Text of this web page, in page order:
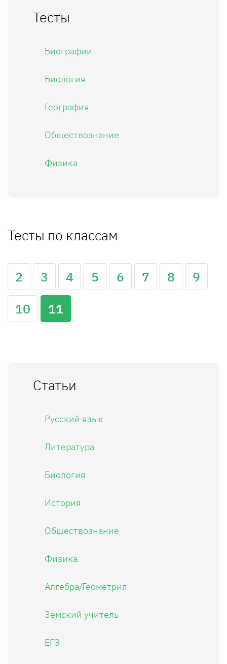
Тесты
Биографии
Биология
География
Обществознание
Физика
Тесты по классам
2 3 4 5 6 7 8
9
10
11
Статьи
Русский язык
Литература
Биология
История
Обществознание
Физика
Алгебра/Геометрия
Земский учитель
ЕГЭ